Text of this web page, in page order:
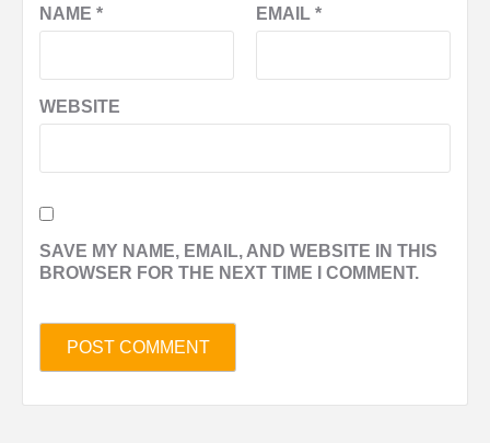
NAME * EMAIL *
WEBSITE
SAVE MY NAME, EMAIL, AND WEBSITE IN THIS
BROWSER FOR THE NEXT TIME I COMMENT.